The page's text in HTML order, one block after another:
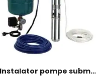
Instalator pompe submersibile - hidrofoare